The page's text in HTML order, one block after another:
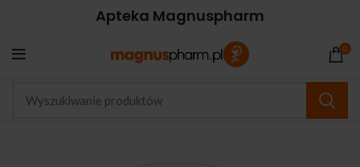
Apteka Magnuspharm
0